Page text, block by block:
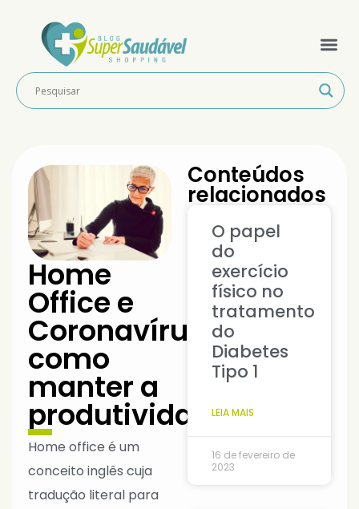
Home
Office e
Coronavírus:
como
manter a
produtividade?
Home office é um
conceito inglês cuja
tradução literal para
Conteúdos
relacionados
O papel
do
exercício
físico no
tratamento
do
Diabetes
Tipo 1
LEIA MAIS
16 de fevereiro de
2023